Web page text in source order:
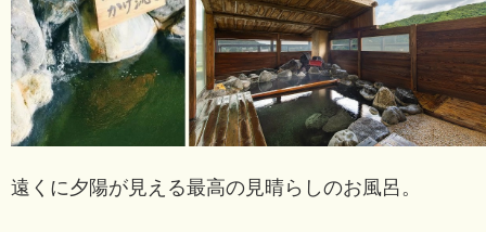
遠くに夕陽が見える最高の見晴らしのお風呂。